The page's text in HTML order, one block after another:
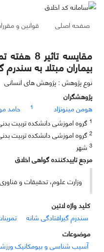
صفحه اصلی قوانین و
مقایسه
بیماران مبتلا به سندرم
نوع پژوهش : پژوهش های انسانی
پژوهشگران
هومن مینونژاد
1 حامد
1 گروه اموزشی دانشکده تربیت
2گروه اموزشی دانشکده تربیت
3 شهر
مرجع تاییدکننده گواهی اخلاق
وزارت علوم، تحقیقات و فناوری
کلید واژه لاتین
سندرم گیرافتادگی شانه
موضوعات
آسیب شناسی و بیومکانیک